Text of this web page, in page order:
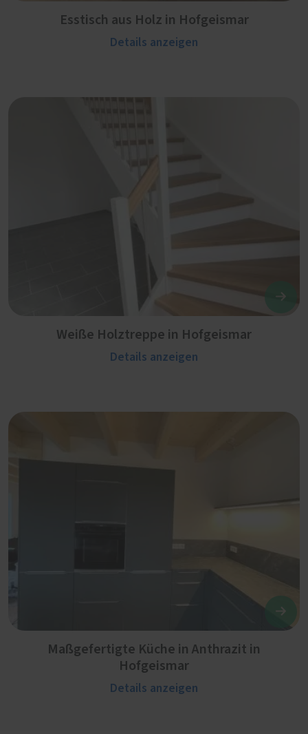
Esstisch aus Holz in Hofgeismar
Details anzeigen
Weiße Holztreppe in Hofgeismar
Details anzeigen
Maßgefertigte Küche in Anthrazit in
Hofgeismar
Details anzeigen